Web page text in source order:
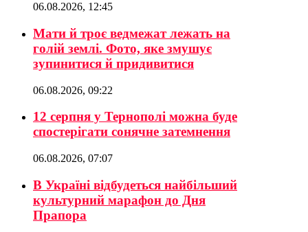
06.08.2026, 12:45
Мати й троє ведмежат лежать на
голій землі. Фото, яке змушує
зупинитися й придивитися
06.08.2026, 09:22
12 серпня у Тернополі можна буде
спостерігати сонячне затемнення
06.08.2026, 07:07
В Україні відбудеться найбільший
культурний марафон до Дня
Прапора